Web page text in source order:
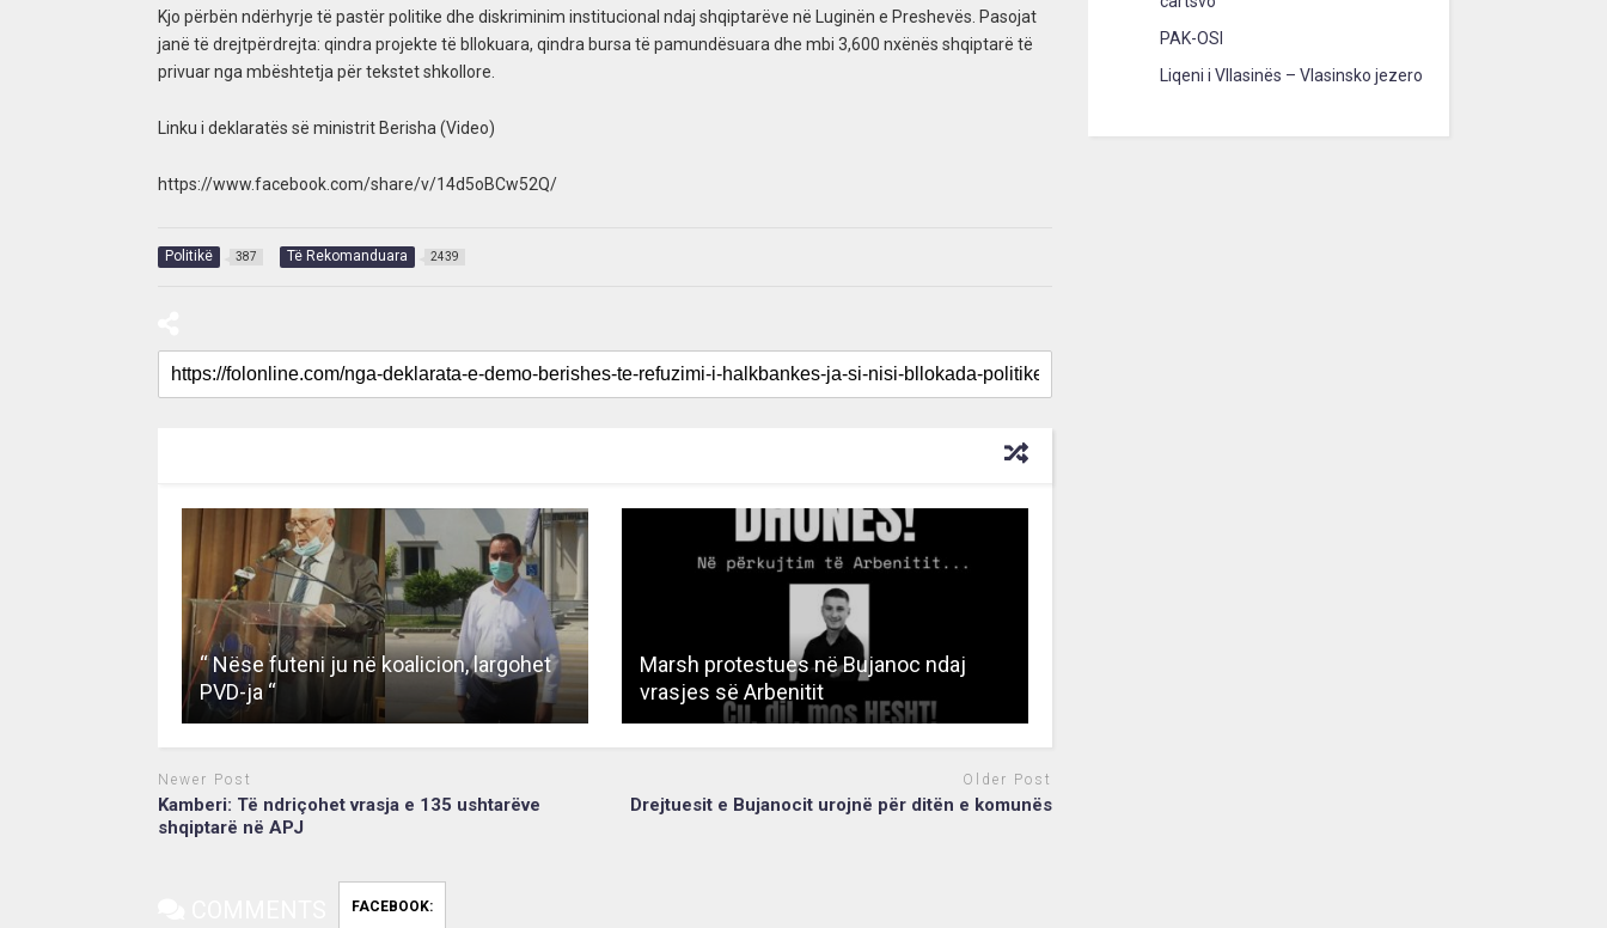
Kjo përbën ndërhyrje të pastër politike dhe diskriminim institucional ndaj shqiptarëve në Luginën e Preshevës. Pasojat
janë të drejtpërdrejta: qindra projekte të bllokuara, qindra bursa të pamundësuara dhe mbi 3,600 nxënës shqiptarë të
privuar nga mbështetja për tekstet shkollore.
Linku i deklaratës së ministrit Berisha (Video)
https://www.facebook.com/share/v/14d5oBCw52Q/
Politikë 387 Të Rekomanduara 2439
“ Nëse futeni ju në koalicion, largohet
PVD-ja “
Marsh protestues në Bujanoc ndaj
vrasjes së Arbenitit
Newer Post
Kamberi: Të ndriçohet vrasja e 135 ushtarëve
shqiptarë në APJ
Older Post
Drejtuesit e Bujanocit urojnë për ditën e komunës
FACEBOOK:
PAK-OSI
Liqeni i Vllasinës – Vlasinsko jezero